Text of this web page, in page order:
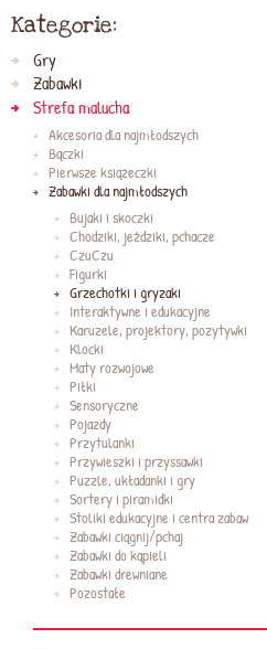
Kategorie:
Gry
Zabawki
Strefa malucha
Akcesoria dla najmłodszych
Bączki
Pierwsze książeczki
Zabawki dla najmłodszych
Bujaki i skoczki
Chodziki, jeździki, pchacze
CzuCzu
Figurki
Grzechotki i gryzaki
Interaktywne i edukacyjne
Karuzele, projektory, pozytywki
Klocki
Maty rozwojowe
Piłki
Sensoryczne
Pojazdy
Przytulanki
Przywieszki i przyssawki
Puzzle, układanki i gry
Sortery i piramidki
Stoliki edukacyjne i centra zabaw
Zabawki ciągnij/pchaj
Zabawki do kąpieli
Zabawki drewniane
Pozostałe